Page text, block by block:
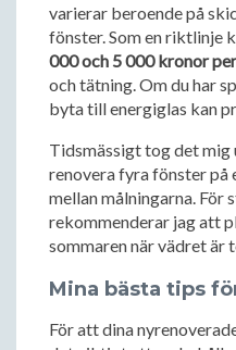
varierar beroende på
fönster. Som en riktlinje
000 och 5 000 kronor
och tätning. Om du har
byta till energiglas kan
Tidsmässigt tog det mig
renovera fyra fönster på
mellan målningarna. För
rekommenderar jag att
sommaren när vädret är
Mina bästa tips
För att dina